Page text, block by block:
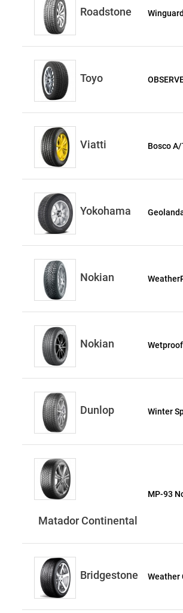
Roadstone
Toyo
Viatti Bosco
Yokohama
Nokian
Nokian Wetproof
Dunlop Winter
Matador Continental
MP-93
Bridgestone Weather